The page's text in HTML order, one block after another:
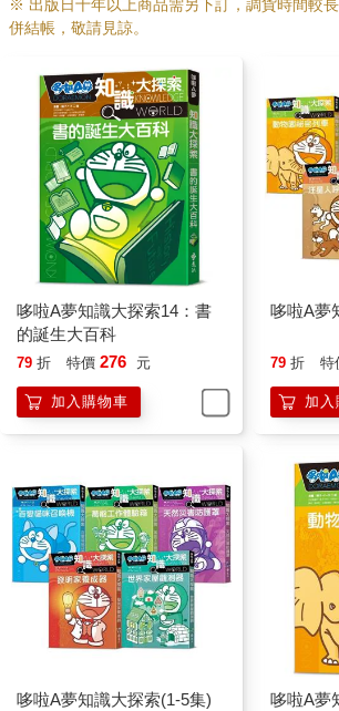
※ 出版日十年以上商品需另下訂，調貨時間較
併結帳，敬請見諒。
哆啦A夢知識大探索14：書
的誕生大百科
79 折 特價 276 元
加入購物車
哆啦A夢
79 折 特
加入
哆啦A夢知識大探索(1-5集)
哆啦A夢